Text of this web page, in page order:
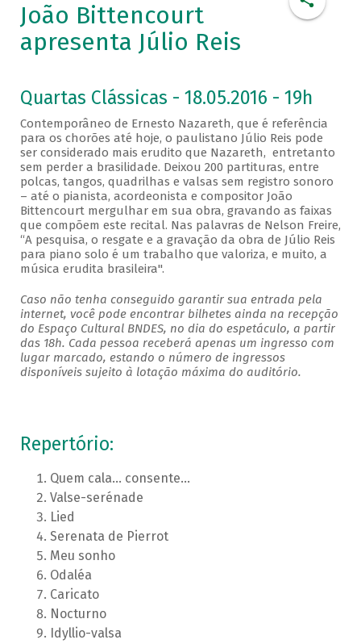
João Bittencourt
apresenta Júlio Reis
Quartas Clássicas - 18.05.2016 - 19h
Contemporâneo de Ernesto Nazareth, que é referência
para os chorões até hoje, o paulistano Júlio Reis pode
ser considerado mais erudito que Nazareth, entretanto
sem perder a brasilidade. Deixou 200 partituras, entre
polcas, tangos, quadrilhas e valsas sem registro sonoro
– até o pianista, acordeonista e compositor João
Bittencourt mergulhar em sua obra, gravando as faixas
que compõem este recital. Nas palavras de Nelson Freire,
“A pesquisa, o resgate e a gravação da obra de Júlio Reis
para piano solo é um trabalho que valoriza, e muito, a
música erudita brasileira".
Caso não tenha conseguido garantir sua entrada pela
internet, você pode encontrar bilhetes ainda na recepção
do Espaço Cultural BNDES, no dia do espetáculo, a partir
das 18h. Cada pessoa receberá apenas um ingresso com
lugar marcado, estando o número de ingressos
disponíveis sujeito à lotação máxima do auditório.
Repertório:
Quem cala... consente...
Valse-serénade
Lied
Serenata de Pierrot
Meu sonho
Odaléa
Caricato
Nocturno
Idyllio-valsa